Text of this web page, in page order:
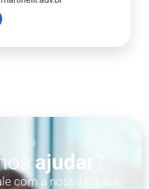
ajudar
com a nossa equipe.